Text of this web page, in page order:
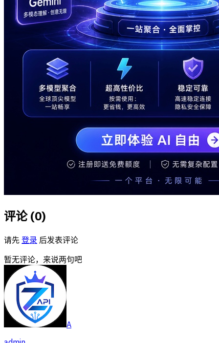
评论 (0)
请先 登录 后发表评论
暂无评论，来说两句吧
A